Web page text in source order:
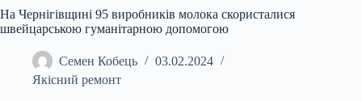
На Чернігівщині 95 виробників молока скористалися
швейцарською гуманітарною допомогою
Семен Кобець
03.02.2024
Якісний ремонт